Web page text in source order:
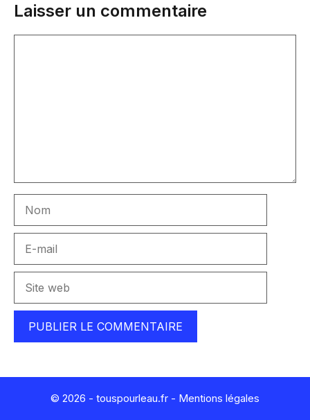
Laisser un commentaire
mail
web
© 2026 - touspourleau.fr - Mentions légales